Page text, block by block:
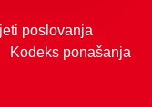
poslovanja
Kodeks ponašanja